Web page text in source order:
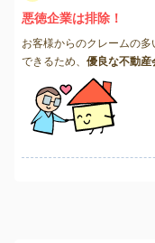
悪徳企業は排除！
お客様からのクレームの
できるため、 優良な不動産